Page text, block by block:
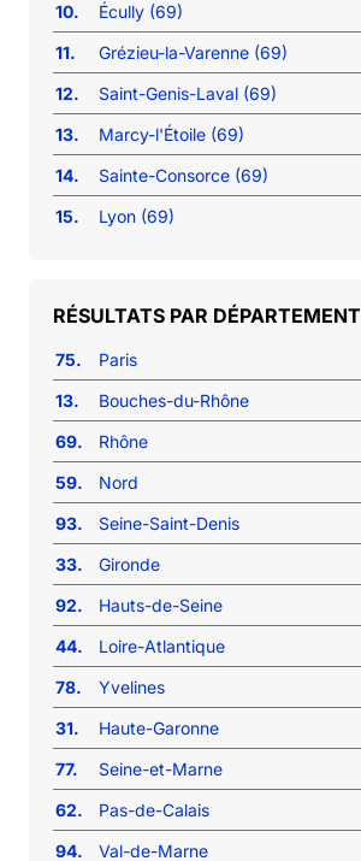
10.
Écully (69)
11.
Grézieu-la-Varenne (69)
12.
Saint-Genis-Laval (69)
13.
Marcy-l'Étoile (69)
14.
Sainte-Consorce (69)
15.
Lyon (69)
RÉSULTATS PAR DÉPARTEMENT
75.
Paris
13.
Bouches-du-Rhône
69.
Rhône
59.
Nord
93.
Seine-Saint-Denis
33.
Gironde
92.
Hauts-de-Seine
44.
Loire-Atlantique
78.
Yvelines
31.
Haute-Garonne
77.
Seine-et-Marne
62.
Pas-de-Calais
94.
Val-de-Marne